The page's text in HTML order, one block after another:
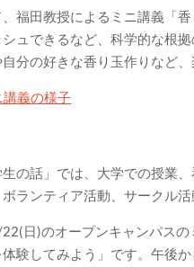
福田教授によるミニ講義「
シュできるなど、科学的な根
分の好きな香り玉作りなど
生の話」では、大学での授業
ランティア活動、サークル
日)のオープンキャンパス
体験してみよう」です。午後